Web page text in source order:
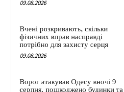
09.08.2026
Вчені розкривають, скільки
фізичних вправ насправді
потрібно для захисту серця
09.08.2026
Ворог атакував Одесу вночі 9
серпня, пошкоджено будинки та